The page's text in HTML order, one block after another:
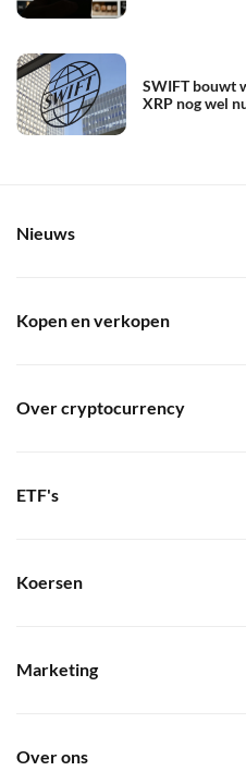
SWIFT bouwt
XRP nog wel
Nieuws
Kopen en verkopen
Over cryptocurrency
ETF's
Koersen
Marketing
Over ons